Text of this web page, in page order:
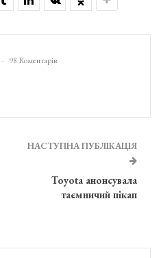
98 Коментарів
НАСТУПНА ПУБЛІКАЦІЯ
Toyota анонсувала
таємничий пікап